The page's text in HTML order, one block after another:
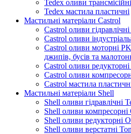
Tedex оливи трансмісійні
Tedex мастила пластичні
Мастильні матеріали Castrol
Castrol оливи
Castrol оливи
Castrol оливи моторні
джипів, бусів та
Castrol оливи
Castrol оливи
Castrol мастила
Мастильні матеріали Shell
Shell оливи гідравлічні
Shell оливи компресорні
Shell оливи редукторні
Shell оливи верстатні